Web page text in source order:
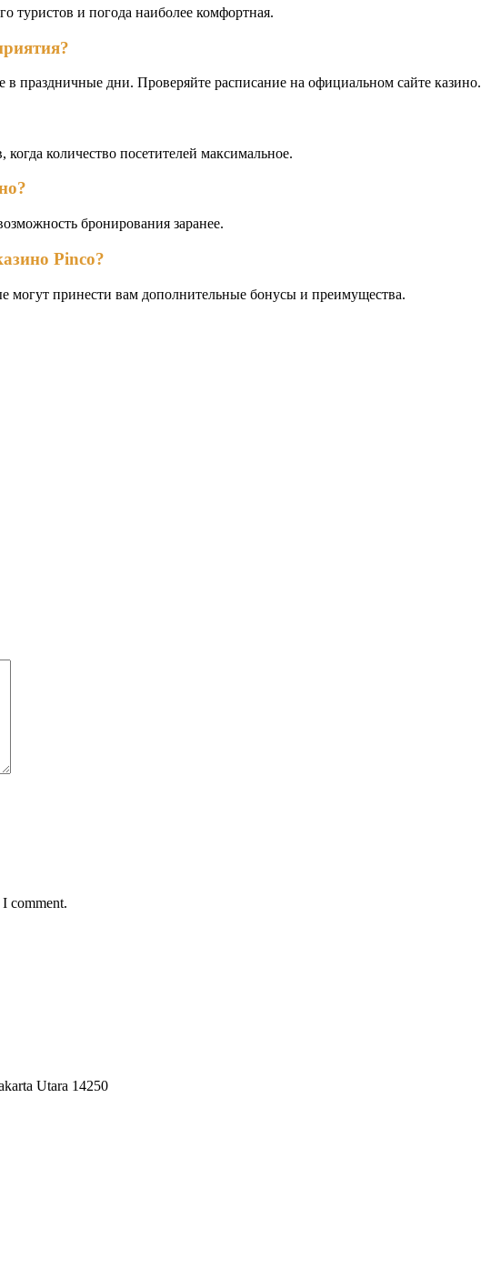
туристов и погода наиболее комфортная.
праздничные дни. Проверяйте расписание на официальном сайте казино.
количество посетителей максимальное.
бронирования заранее.
Pinco?
могут принести вам дополнительные бонусы и преимущества.
comment.
Utara 14250